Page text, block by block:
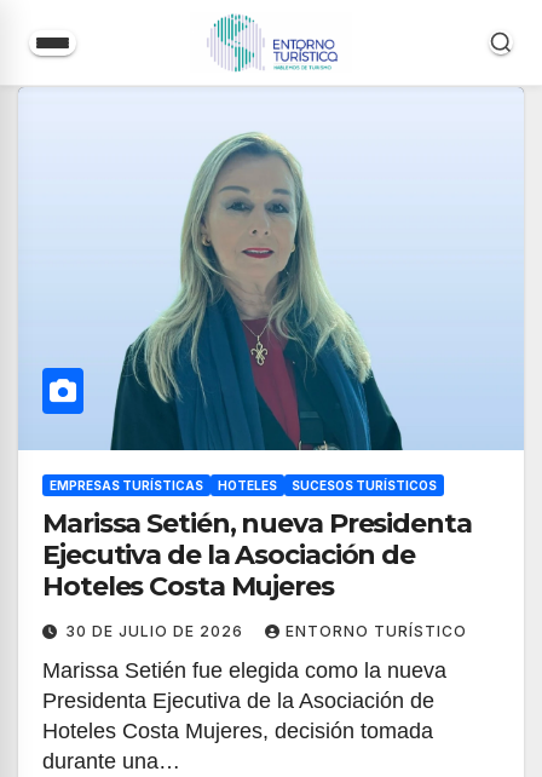
Saltar
EMPRESAS TURÍSTICAS HOTELES SUCESOS TURÍSTICOS
Marissa Setién, nueva Presidenta
Ejecutiva de la Asociación de
Hoteles Costa Mujeres
30 DE JULIO DE 2026 ENTORNO TURÍSTICO
Marissa Setién fue elegida como la nueva
Presidenta Ejecutiva de la Asociación de
Hoteles Costa Mujeres, decisión tomada
durante una…